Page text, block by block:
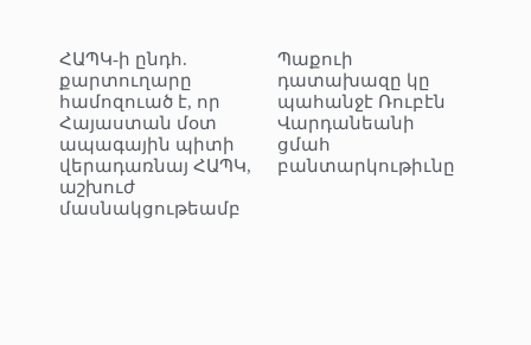
ՀԱՊԿ-ի ընդհ.
քարտուղարը
համոզուած է, որ
Հայաստան մօտ
ապագային պիտի
վերադառնայ ՀԱՊԿ,
աշխուժ
մասնակցութեամբ
Պաքուի
դատախազը կը
պահանջէ Ռուբէն
Վարդանեանի
ցմահ
բանտարկութիւնը